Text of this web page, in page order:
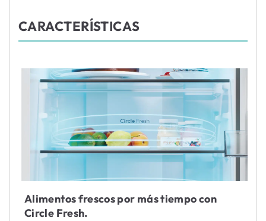
CARACTERÍSTICAS
Alimentos frescos por más tiempo con
Circle Fresh.